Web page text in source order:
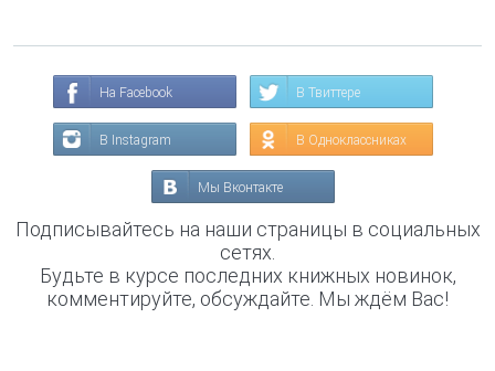
На Facebook В Твиттере
В Instagram В Одноклассниках
Мы Вконтакте
Подписывайтесь на наши страницы в социальных
сетях.
Будьте в курсе последних книжных новинок,
комментируйте, обсуждайте. Мы ждём Вас!